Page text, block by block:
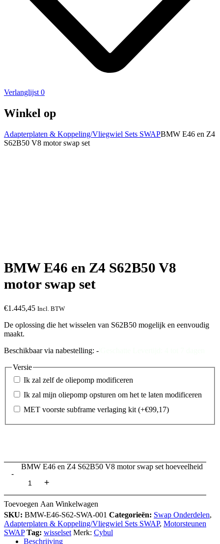
Verlanglijst0
Winkel op
Adapterplaten & Koppeling/Vliegwiel Sets SWAPBMW E46 en Z4
S62B50 V8 motor swap set
BMW E46 en Z4 S62B50 V8
motor swap set
€1.445,45 Incl. BTW
De oplossing die het wisselen van S62B50 mogelijk en eenvoudig
maakt.
Beschikbaar via nabestelling: -
Versie
Ik zal zelf de oliepomp modificeren
Ik zal mijn oliepomp opsturen om het te laten modificeren
MET voorste subframe verlaging kit (+€99,17)
BMW E46 en Z4 S62B50 V8 motor swap set hoeveelheid
Toevoegen Aan Winkelwagen
SKU: BMW-E46-S62-SWA-001 Categorieën: Swap Onderdelen,
Adapterplaten & Koppeling/Vliegwiel Sets SWAP, Motorsteunen
SWAP Tag: wisselset Merk: Cybul
Beschrijving